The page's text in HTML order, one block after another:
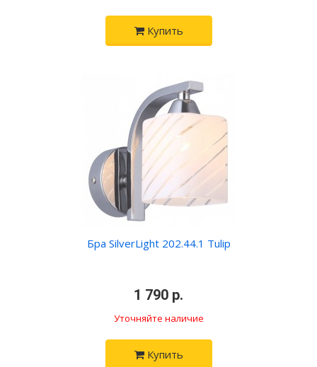
Купить
Бра SilverLight 202.44.1 Tulip
1 790 р.
Уточняйте наличие
Купить